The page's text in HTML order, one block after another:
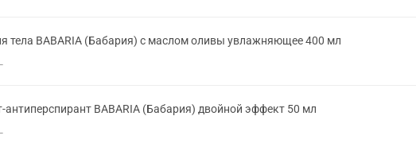
тела BABARIA (Бабария) с маслом оливы увлажняющее 400 мл
антиперспирант BABARIA (Бабария) двойной эффект 50 мл